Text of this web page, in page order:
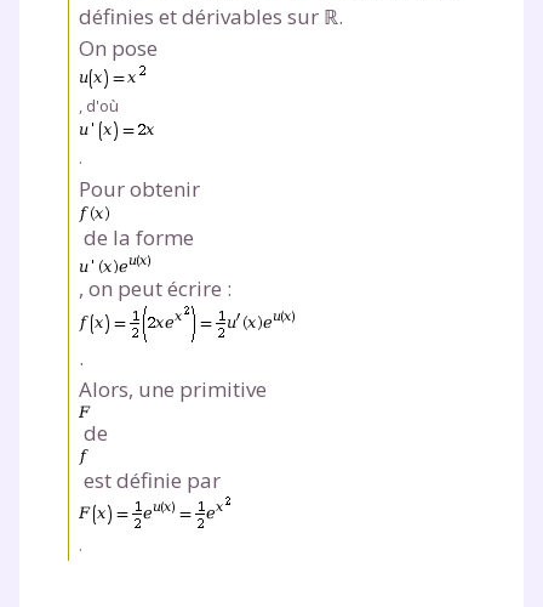
définies et dérivables sur ℝ.
On pose
, d'où
.
Pour obtenir
de la forme
, on peut écrire :
.
Alors, une primitive
de
est définie par
.